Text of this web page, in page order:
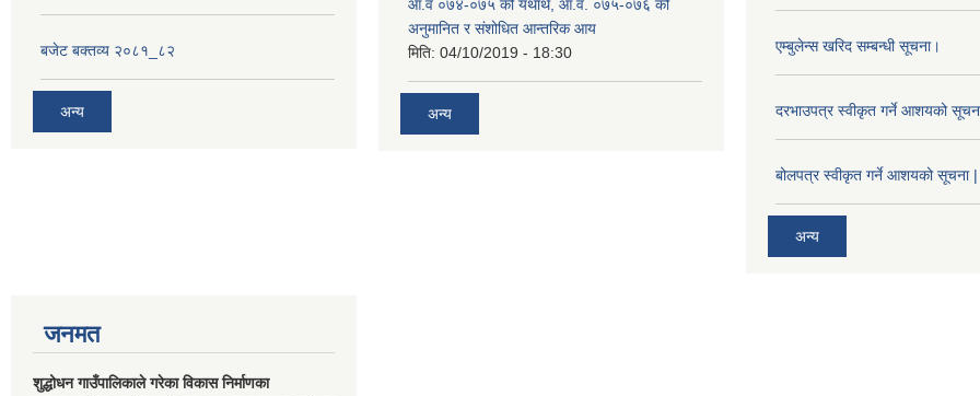
बजेट बक्तव्य २०८१_८२
अन्य
आ.व ०७४-०७५ को यथार्थ, आ.व. ०७५-०७६ को
अनुमानित र संशोधित आन्तरिक आय
मिति: 04/10/2019 - 18:30
अन्य
एम्बुलेन्स खरिद सम्बन्धी सूचना।
दरभाउपत्र स्वीकृत गर्ने आशयको
बोलपत्र स्वीकृत गर्ने आशयको सूचना |
अन्य
जनमत
शुद्धोधन गाउँपालिकाले गरेका विकास निर्माणका